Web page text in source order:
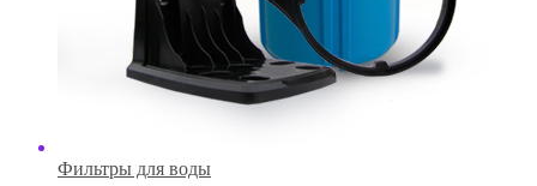
Фильтры для воды